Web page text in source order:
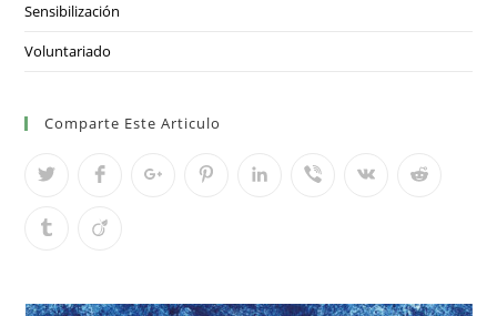
Sensibilización
Voluntariado
Comparte Este Articulo